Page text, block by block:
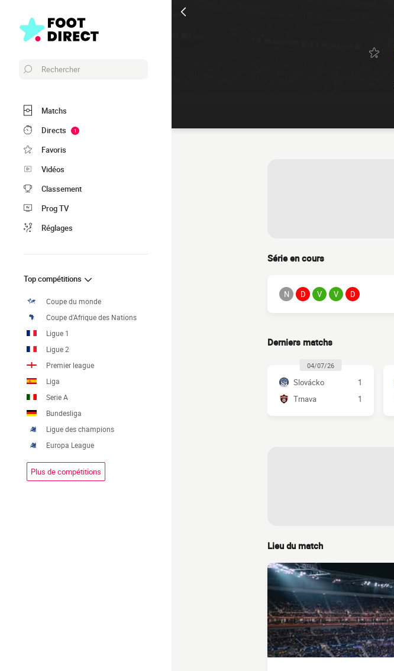
Rechercher
Matchs
Directs
1
Favoris
Vidéos
Classement
Prog TV
Réglages
Top compétitions
Coupe du monde
Coupe d'Afrique des Nations
Ligue 1
Ligue 2
Premier league
Liga
Serie A
Bundesliga
Ligue des champions
Europa League
Plus de compétitions
Série en cours
N D V V D
Derniers matchs
04/07/26
Slovácko
1
Trnava
1
Lieu du match